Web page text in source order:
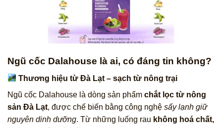
Ngũ cốc Dalahouse là ai, có đáng tin không?
Thương hiệu từ Đà Lạt – sạch từ nông trại
Ngũ cốc Dalahouse là dòng sản phẩm chắt lọc từ nông
sản Đà Lạt, được chế biến bằng công nghệ sấy lạnh giữ
nguyên dinh dưỡng. Từ những luống rau không hoá chất,